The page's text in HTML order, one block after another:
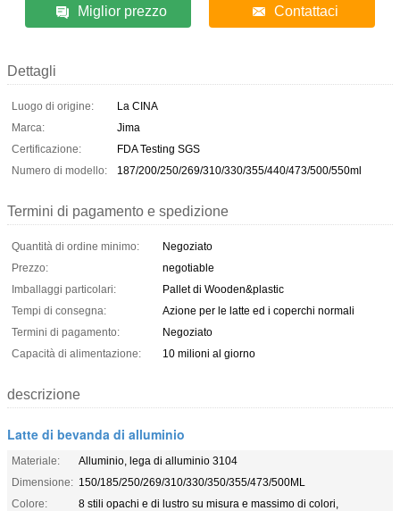
Miglior prezzo Contattaci
Dettagli
Luogo di origine:
La CINA
Marca:
Jima
Certificazione:
FDA Testing SGS
Numero di modello:
187/200/250/269/310/330/355/440/473/500/550ml
Termini di pagamento e spedizione
Quantità di ordine minimo:
Negoziato
Prezzo:
negotiable
Imballaggi particolari:
Pallet di Wooden&plastic
Tempi di consegna:
Azione per le latte ed i coperchi normali
Termini di pagamento:
Negoziato
Capacità di alimentazione:
10 milioni al giorno
descrizione
Latte di bevanda di alluminio
Materiale:
Alluminio, lega di alluminio 3104
Dimensione: 150/185/250/269/310/330/350/355/473/500ML
Colore:
8 stili opachi e di lustro su misura e massimo di colori,